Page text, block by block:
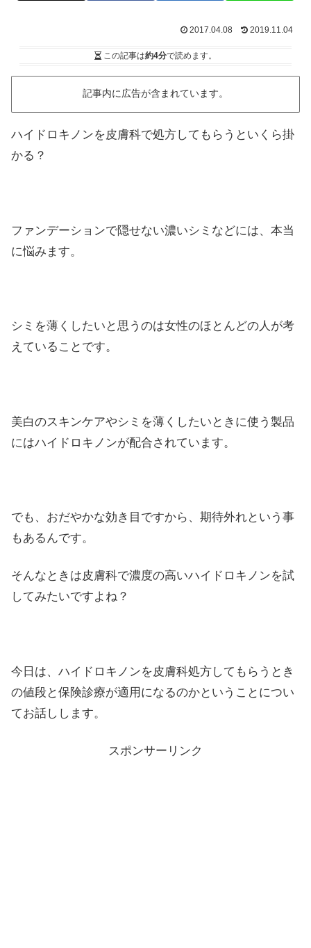
2017.04.08 2019.11.04
この記事は約4分で読めます。
記事内に広告が含まれています。
ハイドロキノンを皮膚科で処方してもらうといくら掛
かる？
ファンデーションで隠せない濃いシミなどには、本当
に悩みます。
シミを薄くしたいと思うのは女性のほとんどの人が考
えていることです。
美白のスキンケアやシミを薄くしたいときに使う製品
にはハイドロキノンが配合されています。
でも、おだやかな効き目ですから、期待外れという事
もあるんです。
そんなときは皮膚科で濃度の高いハイドロキノンを試
してみたいですよね？
今日は、ハイドロキノンを皮膚科処方してもらうとき
の値段と保険診療が適用になるのかということについ
てお話しします。
スポンサーリンク